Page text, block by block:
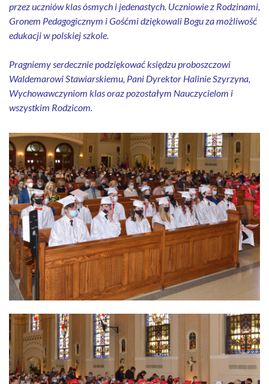
przez uczniów klas ósmych i jedenastych. Uczniowie z Rodzinami,
Gronem Pedagogicznym i Gośćmi dziękowali Bogu za możliwość
edukacji w polskiej szkole.
Pragniemy serdecznie podziękować księdzu proboszczowi
Waldemarowi Stawiarskiemu, Pani Dyrektor Halinie Szyrzyna,
Wychowawczyniom klas oraz pozostałym Nauczycielom i
wszystkim Rodzicom.